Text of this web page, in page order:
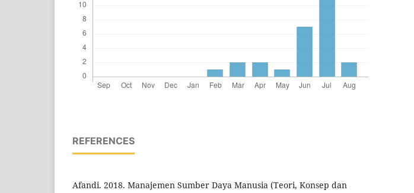
REFERENCES
Afandi. 2018. Manajemen Sumber Daya Manusia (Teori, Konsep dan